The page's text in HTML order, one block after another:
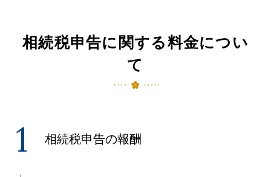
相続税申告に関する料金につい
て
相続税申告の報酬